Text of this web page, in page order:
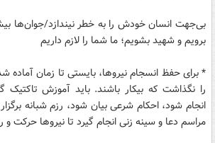
بی‌جهت انسان خودش را به خطر نیندازد/جوان‌ها
برویم و شهید بشویم؛ ما شما را لازم داریم
* برای حفظ انسجام نیروها،‌ بایستی تا زمان آماده
را نگذاشت که بیکار باشند. باید آموزش تاکتیک
انجام شود، احکام شرعی بیان شود، رزم شبانه
مراسم دعا و سینه زنی انجام گیرد تا نیروها حرکت و